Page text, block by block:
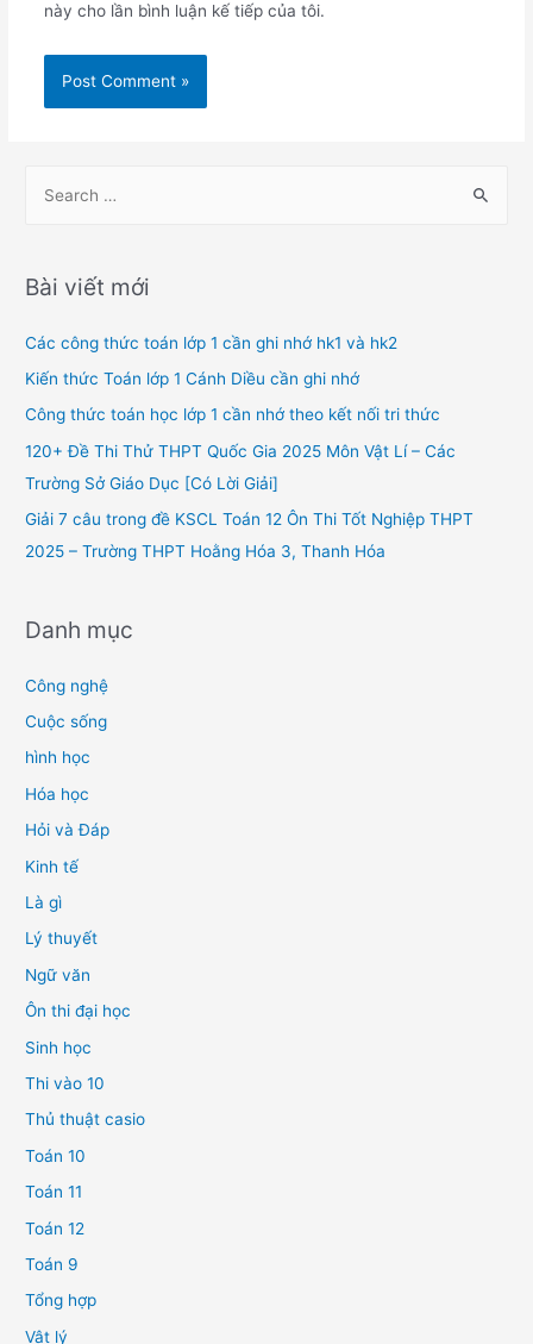
này cho lần bình luận kế tiếp của tôi.
r
h
f
o
Bài viết mới
Các công thức toán lớp 1 cần ghi nhớ hk1 và hk2
Kiến thức Toán lớp 1 Cánh Diều cần ghi nhớ
Công thức toán học lớp 1 cần nhớ theo kết nối tri thức
120+ Đề Thi Thử THPT Quốc Gia 2025 Môn Vật Lí – Các
Trường Sở Giáo Dục [Có Lời Giải]
Giải 7 câu trong đề KSCL Toán 12 Ôn Thi Tốt Nghiệp THPT
2025 – Trường THPT Hoằng Hóa 3, Thanh Hóa
Danh mục
Công nghệ
Cuộc sống
hình học
Hóa học
Hỏi và Đáp
Kinh tế
Là gì
Lý thuyết
Ngữ văn
Ôn thi đại học
Sinh học
Thi vào 10
Thủ thuật casio
Toán 10
Toán 11
Toán 12
Toán 9
Tổng hợp
Vật lý